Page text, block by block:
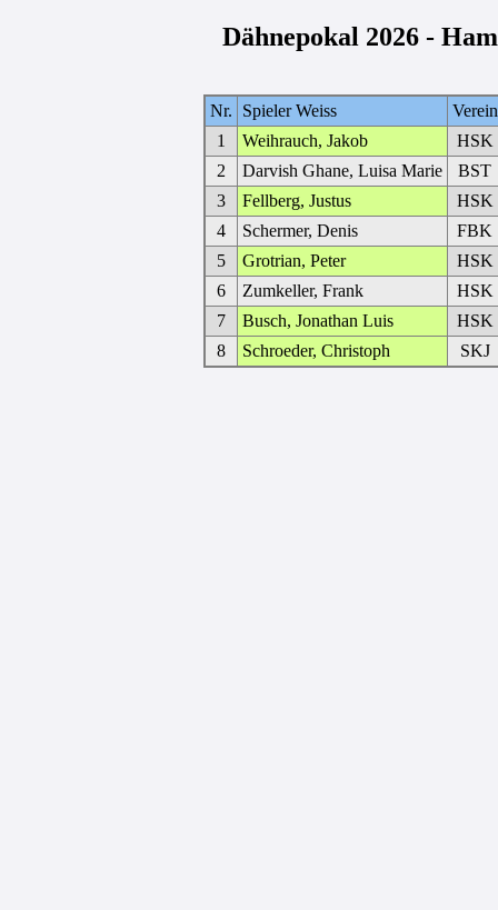
Dähnepokal 2026 -
Nr. Spieler Weiss
Verein
1
Weihrauch, Jakob
HSK
2
Darvish Ghane, Luisa Marie
BST
3
Fellberg, Justus
HSK
4
Schermer, Denis
FBK
5
Grotrian, Peter
HSK
6
Zumkeller, Frank
HSK
7
Busch, Jonathan Luis
HSK
8
Schroeder, Christoph SKJ